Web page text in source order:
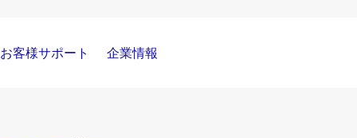
お客様サポート 企業情報